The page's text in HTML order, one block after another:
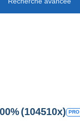
(104510x) PRO